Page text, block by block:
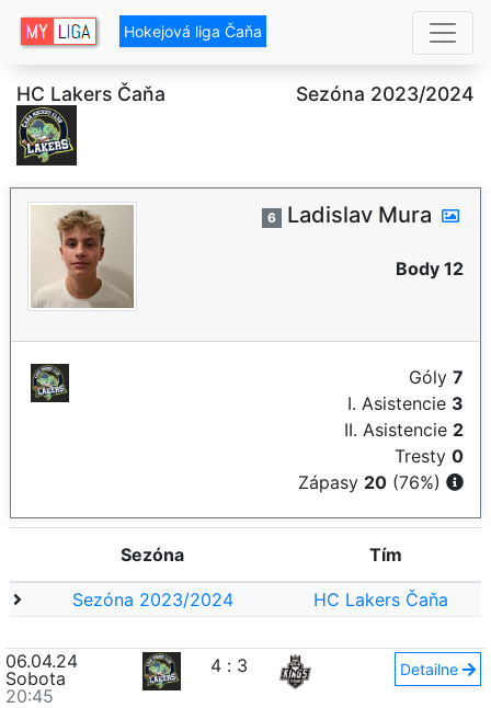
Hokejová liga Čaňa
HC Lakers Čaňa Sezóna 2023/2024
6 Ladislav Mura
Body 12
Góly 7
I. Asistencie 3
II. Asistencie 2
Tresty 0
Zápasy 20 (76%)
Sezóna Tím
Sezóna 2023/2024 HC Lakers Čaňa
06.04.24
Sobota
20:45
4 : 3 Detailne